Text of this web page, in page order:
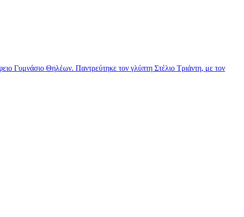
Γυμνάσιο Θηλέων. Παντρεύτηκε τον γλύπτη Στέλιο Τριάντη, με τον